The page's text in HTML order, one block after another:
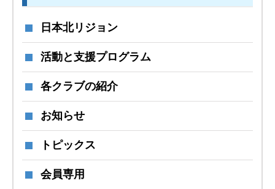
日本北リジョン
活動と支援プログラム
各クラブの紹介
お知らせ
トピックス
会員専用